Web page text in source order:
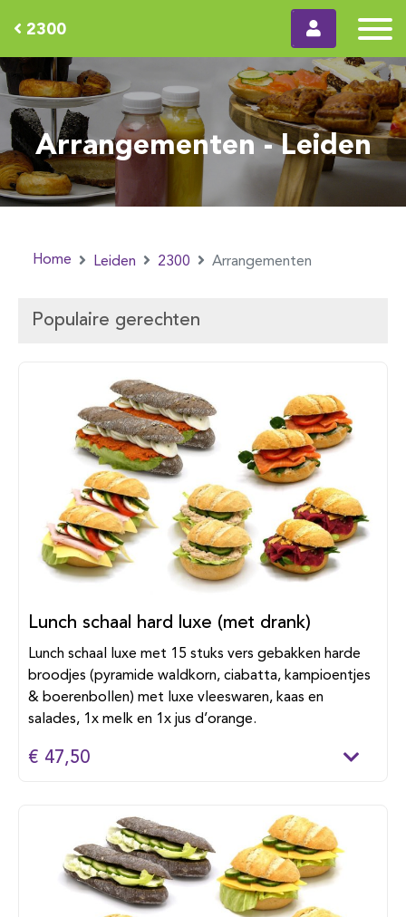
2300
Arrangementen - Leiden
Home Leiden 2300 Arrangementen
Populaire gerechten
Lunch schaal hard luxe (met drank)
Lunch schaal luxe met 15 stuks vers gebakken harde
broodjes (pyramide waldkorn, ciabatta, kampioentjes
& boerenbollen) met luxe vleeswaren, kaas en
salades, 1x melk en 1x jus d’orange.
€ 47,50